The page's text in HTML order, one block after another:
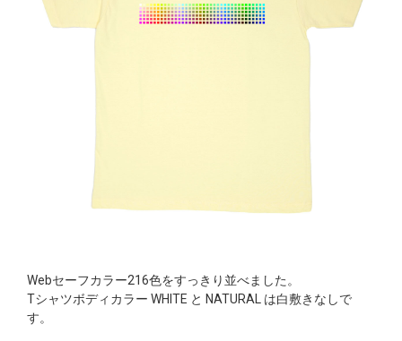
Webセーフカラー216色をすっきり並べました。
Tシャツボディカラー WHITE と NATURAL は白敷きなしで
す。